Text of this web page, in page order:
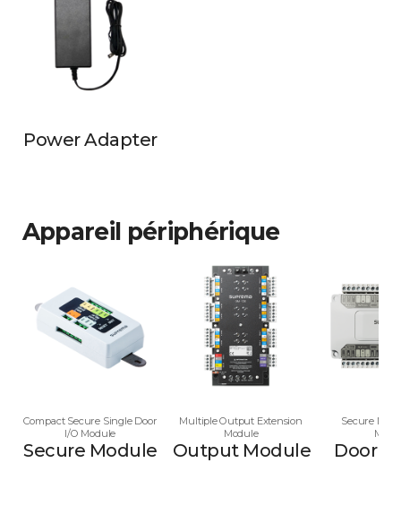
Power Adapter
Appareil périphérique
Compact Secure Single Door
I/O Module
Secure Module
Multiple Output Extension
Module
Output Module
Secure
Door